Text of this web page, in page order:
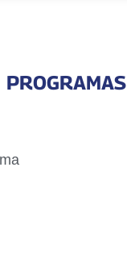
PROGRAMAS